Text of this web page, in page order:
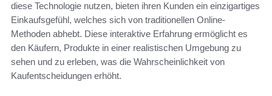
diese Technologie nutzen, bieten ihren Kunden ein einzigartiges
Einkaufsgefühl, welches sich von traditionellen Online-
Methoden abhebt. Diese interaktive Erfahrung ermöglicht es
den Käufern, Produkte in einer realistischen Umgebung zu
sehen und zu erleben, was die Wahrscheinlichkeit von
Kaufentscheidungen erhöht.